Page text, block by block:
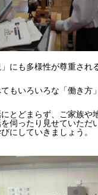
にも多様性が尊重され
もいろいろな「働き方
とどまらず、ご家族や
伺ったり見せていただ
にしていきましょう。